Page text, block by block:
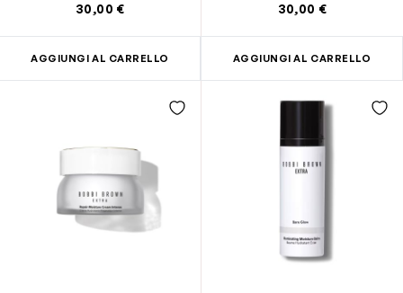
30,00 €
AGGIUNGI AL CARRELLO
combatte le imperfezioni. Effetto
30,00 €
AGGIUNGI AL CARRELLO